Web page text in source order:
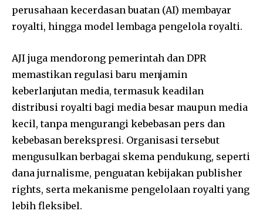
perusahaan kecerdasan buatan (AI) membayar
royalti, hingga model lembaga pengelola royalti.
AJI juga mendorong pemerintah dan DPR
memastikan regulasi baru menjamin
keberlanjutan media, termasuk keadilan
distribusi royalti bagi media besar maupun media
kecil, tanpa mengurangi kebebasan pers dan
kebebasan berekspresi. Organisasi tersebut
mengusulkan berbagai skema pendukung, seperti
dana jurnalisme, penguatan kebijakan publisher
rights, serta mekanisme pengelolaan royalti yang
lebih fleksibel.